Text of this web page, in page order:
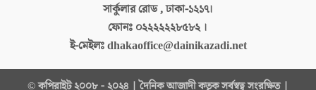
সার্কুলার রোড , ঢাকা-১২১৭।
ফোনঃ ০২২২২২২৮৫৮২ ।
ই-মেইলঃdhakaoffice@dainikazadi.net
© কপিরাইট ২০০৮ - ২০২৪ | দৈনিক আজাদী কতৃক সর্বস্বত্ব সংরক্ষিত |